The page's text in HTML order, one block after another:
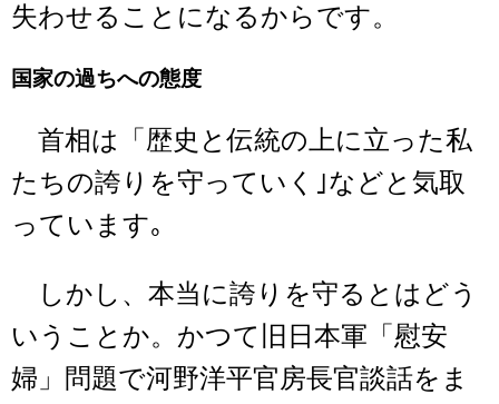
失わせることになるからです。
国家の過ちへの態度
首相は「歴史と伝統の上に立った私
たちの誇りを守っていく｣などと気取
っています｡
しかし、本当に誇りを守るとはどう
いうことか。かつて旧日本軍「慰安
婦」問題で河野洋平官房長官談話をま